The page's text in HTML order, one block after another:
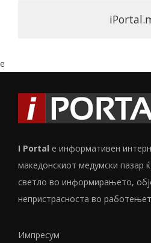
e
I Portal е информативен
македонскиот медумски пазар
светло во информирањето,
непристрасноста во
Импресум